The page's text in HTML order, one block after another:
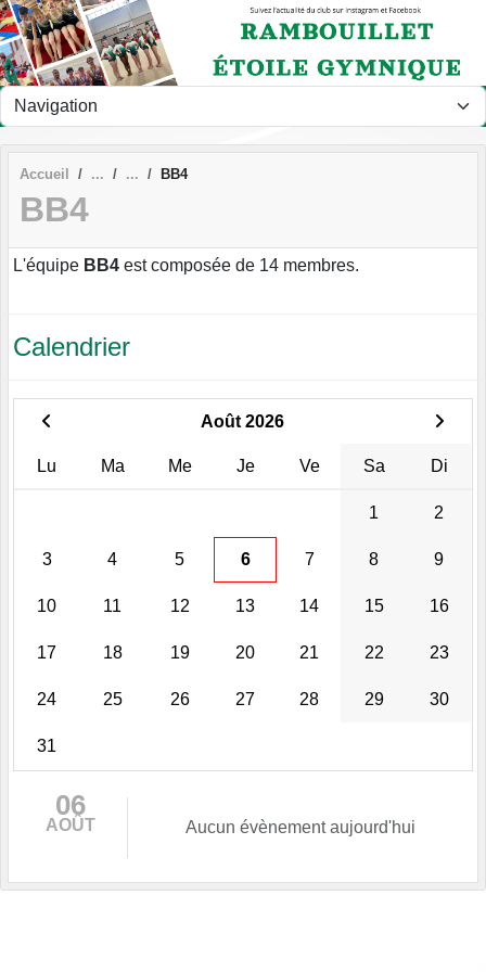
Accueil BB4
BB4
L'équipe BB4 est composée de 14 membres.
Calendrier
Août 2026
Lu Ma Me Je Ve Sa Di
1 2
3 4 5 6 7 8 9
10 11 12 13 14 15 16
17 18 19 20 21 22 23
24 25 26 27 28 29 30
31
06
AOÛT Aucun évènement aujourd'hui
Panneau de gestion des cookies